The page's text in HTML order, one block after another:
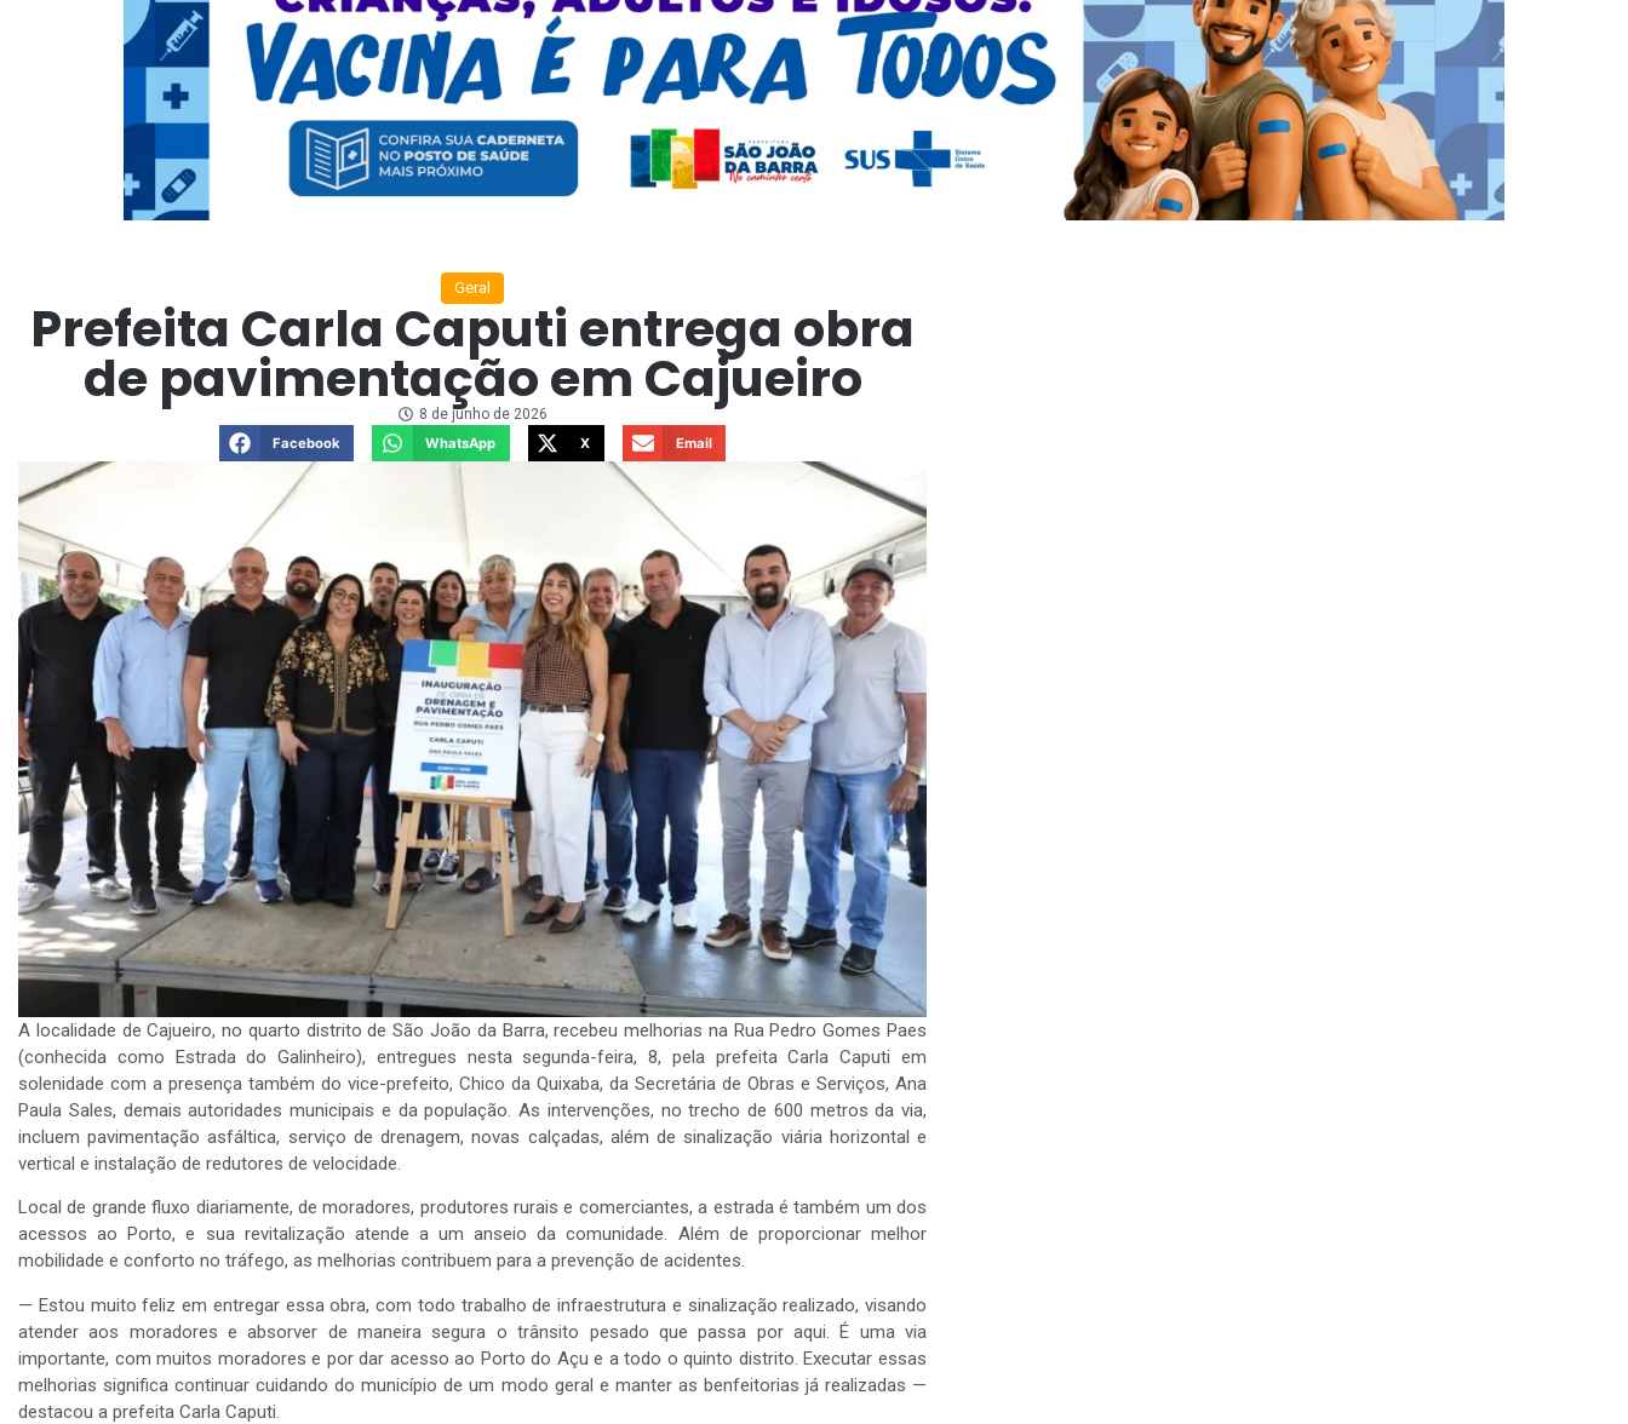
Geral
Prefeita Carla Caputi entrega obra
de pavimentação em Cajueiro
8 de junho de 2026
Facebook
WhatsApp X Email
A localidade de Cajueiro, no quarto distrito de São João da Barra, recebeu melhorias na Rua Pedro Gomes Paes
(conhecida como Estrada do Galinheiro), entregues nesta segunda-feira, 8, pela prefeita Carla Caputi em
solenidade com a presença também do vice-prefeito, Chico da Quixaba, da Secretária de Obras e Serviços, Ana
Paula Sales, demais autoridades municipais e da população. As intervenções, no trecho de 600 metros da via,
incluem pavimentação asfáltica, serviço de drenagem, novas calçadas, além de sinalização viária horizontal e
vertical e instalação de redutores de velocidade.
Local de grande fluxo diariamente, de moradores, produtores rurais e comerciantes, a estrada é também um dos
acessos ao Porto, e sua revitalização atende a um anseio da comunidade. Além de proporcionar melhor
mobilidade e conforto no tráfego, as melhorias contribuem para a prevenção de acidentes.
— Estou muito feliz em entregar essa obra, com todo trabalho de infraestrutura e sinalização realizado, visando
atender aos moradores e absorver de maneira segura o trânsito pesado que passa por aqui. É uma via
importante, com muitos moradores e por dar acesso ao Porto do Açu e a todo o quinto distrito. Executar essas
melhorias significa continuar cuidando do município de um modo geral e manter as benfeitorias já realizadas —
destacou a prefeita Carla Caputi.